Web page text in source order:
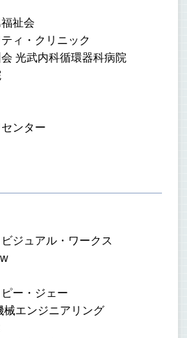
祉会
ィ・クリニック
光武内科循環器科病院
ンター
ジュアル・ワークス
ー・ジェー
械エンジニアリング